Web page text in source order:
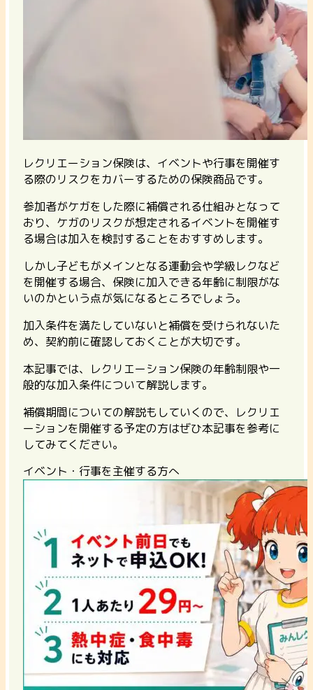
レクリエーション保険は、イベントや行事を開催す
る際のリスクをカバーするための保険商品です。
参加者がケガをした際に補償される仕組みとなって
おり、ケガのリスクが想定されるイベントを開催す
る場合は加入を検討することをおすすめします。
しかし子どもがメインとなる運動会や学級レクなど
を開催する場合、保険に加入できる年齢に制限がな
いのかという点が気になるところでしょう。
加入条件を満たしていないと補償を受けられないた
め、契約前に確認しておくことが大切です。
本記事では、レクリエーション保険の年齢制限や一
般的な加入条件について解説します。
補償期間についての解説もしていくので、レクリエ
ーションを開催する予定の方はぜひ本記事を参考に
してみてください。
イベント・行事を主催する方へ